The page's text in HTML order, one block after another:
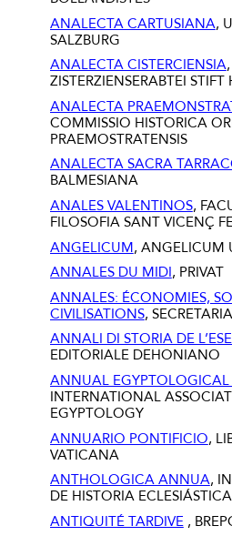
ANALECTA CARTUSIANA,
SALZBURG
ANALECTA CISTERCIENSIA,
ZISTERZIENSERABTEI
ANALECTA
COMMISSIO HISTORICA
PRAEMOSTRATENSIS
ANALECTA SACRA
BALMESIANA
ANALES VALENTINOS,
FILOSOFIA SANT VICENÇ
ANGELICUM, ANGELICUM
ANNALES DU MIDI, PRIVAT
ANNALES: ÉCONOMIES,
CIVILISATIONS,
ANNALI DI STORIA DE
EDITORIALE DEHONIANO
ANNUAL EGYPTOLOGICAL
INTERNATIONAL
EGYPTOLOGY
ANNUARIO PONTIFICIO,
VATICANA
ANTHOLOGICA ANNUA,
DE HISTORIA ECLESIÁSTICA
ANTIQUITÉ TARDIVE,